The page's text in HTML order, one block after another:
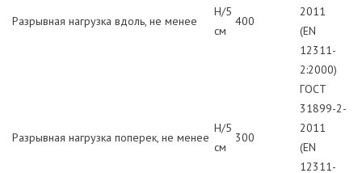
Разрывная нагрузка вдоль, не менее
Н/5
см
400
2011
(EN
12311-
2:2000)
Разрывная нагрузка поперек, не менее
Н/5
см
300
ГОСТ
31899-2-
2011
(EN
12311-